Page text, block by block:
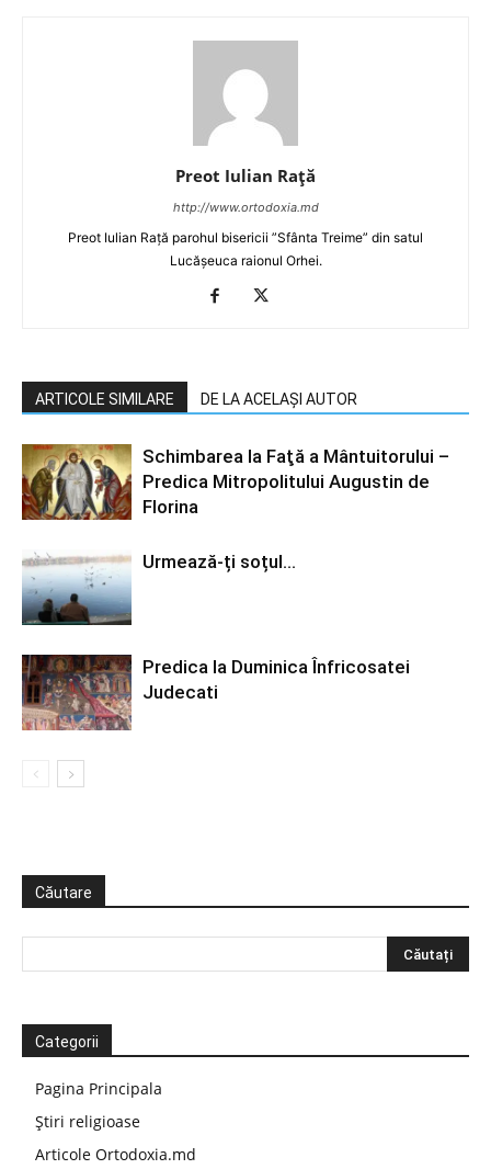
Preot Iulian Raţă
http://www.ortodoxia.md
Preot Iulian Rață parohul bisericii ”Sfânta Treime” din satul
Lucășeuca raionul Orhei.
ARTICOLE SIMILARE DE LA ACELAȘI AUTOR
Schimbarea la Faţă a Mântuitorului –
Predica Mitropolitului Augustin de
Florina
Urmează-ți soțul…
Predica la Duminica Înfricosatei
Judecati
Căutare
Categorii
Pagina Principala
Știri religioase
Articole Ortodoxia.md